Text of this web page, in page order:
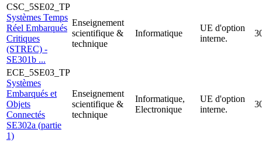
CSC_5SE02_TP
Systèmes Temps
Réel Embarqués
Critiques
(STREC) -
SE301b ...
Enseignement
scientifique &
technique
Informatique
UE d'option
interne.
ECE_5SE03_TP
Systèmes
Embarqués et
Objets
Connectés
SE302a (partie
1)
Enseignement
scientifique &
technique
Informatique,
Electronique
UE d'option
interne.